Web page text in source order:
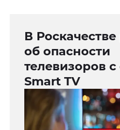
В
об опасности
телевизоров
Smart TV